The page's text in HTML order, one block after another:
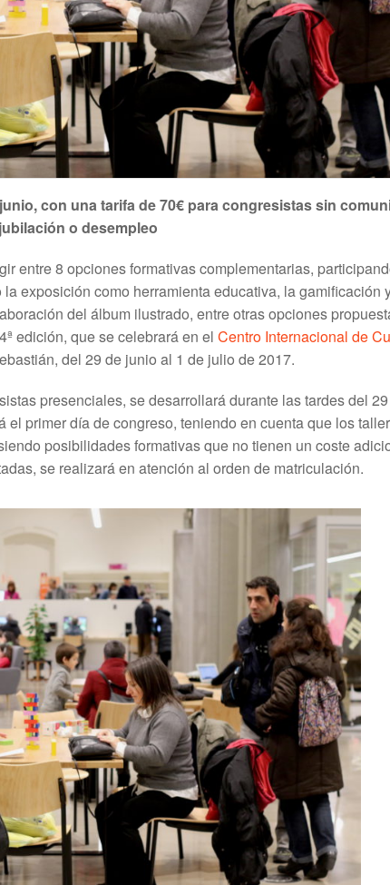
con una tarifa de 70€ para congresistas sin
o desempleo
entre 8 opciones formativas complementarias,
exposición como herramienta educativa, la gamificación
del álbum ilustrado, entre otras opciones
edición, que se celebrará en el Centro Internacional de
del 29 de junio al 1 de julio de 2017.
presenciales, se desarrollará durante las tardes del
primer día de congreso, teniendo en cuenta que los
posibilidades formativas que no tienen un coste
se realizará en atención al orden de matriculación.